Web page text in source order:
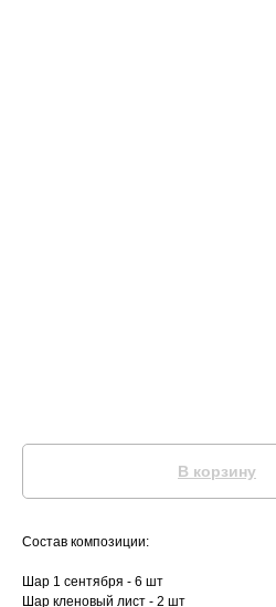
В корзину
Состав композиции:
Шар 1 сентября - 6 шт
Шар кленовый лист - 2 шт